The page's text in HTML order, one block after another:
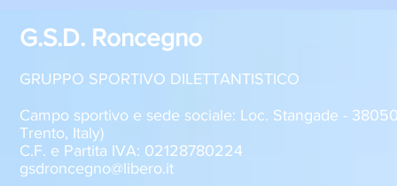
Sabato 8 agosto, il GSD
Roncegno alla Festa della
G.S.D. Roncegno
GRUPPO SPORTIVO DILETTANTISTICO
Campo sportivo e sede sociale: Loc. Stangade -
Trento, Italy)
C.F. e Partita IVA: 02128780224
gsdroncegno@libero.it